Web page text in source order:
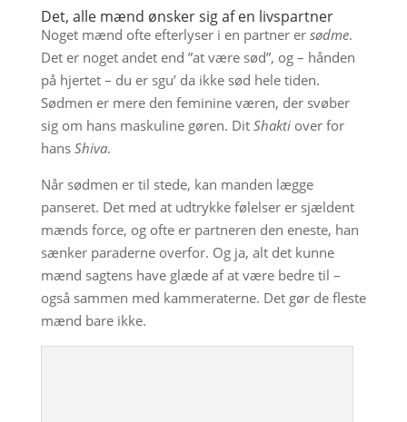
Det, alle mænd ønsker sig af en livspartner
Noget mænd ofte efterlyser i en partner er sødme.
Det er noget andet end ”at være sød”, og – hånden
på hjertet – du er sgu’ da ikke sød hele tiden.
Sødmen er mere den feminine væren, der svøber
sig om hans maskuline gøren. Dit Shaktiover for
hans Shiva.
Når sødmen er til stede, kan manden lægge
panseret. Det med at udtrykke følelser er sjældent
mænds force, og ofte er partneren den eneste, han
sænker paraderne overfor. Og ja, alt det kunne
mænd sagtens have glæde af at være bedre til –
også sammen med kammeraterne. Det gør de fleste
mænd bare ikke.